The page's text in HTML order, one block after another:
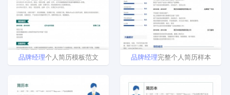
品牌经理个人简历模板范文 品牌经理完整个人简历样本